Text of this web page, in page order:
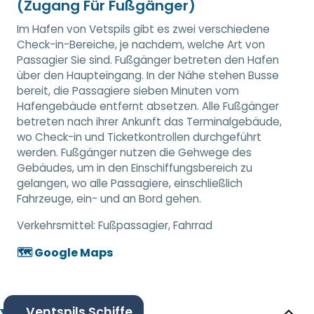
(Zugang Für Fußgänger)
Im Hafen von Vetspils gibt es zwei verschiedene
Check-in-Bereiche, je nachdem, welche Art von
Passagier Sie sind. Fußgänger betreten den Hafen
über den Haupteingang. In der Nähe stehen Busse
bereit, die Passagiere sieben Minuten vom
Hafengebäude entfernt absetzen. Alle Fußgänger
betreten nach ihrer Ankunft das Terminalgebäude,
wo Check-in und Ticketkontrollen durchgeführt
werden. Fußgänger nutzen die Gehwege des
Gebäudes, um in den Einschiffungsbereich zu
gelangen, wo alle Passagiere, einschließlich
Fahrzeuge, ein- und an Bord gehen.
Verkehrsmittel: Fußpassagier, Fahrrad
🗺️ Google Maps